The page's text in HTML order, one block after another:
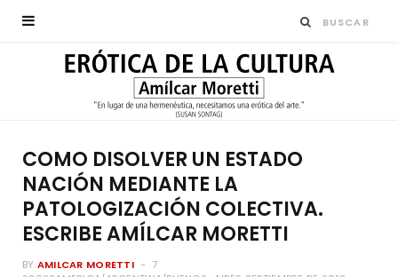
COMO DISOLVER UN ESTADO
NACIÓN MEDIANTE LA
PATOLOGIZACIÓN COLECTIVA.
ESCRIBE AMÍLCAR MORETTI
BY AMILCAR MORETTI
7